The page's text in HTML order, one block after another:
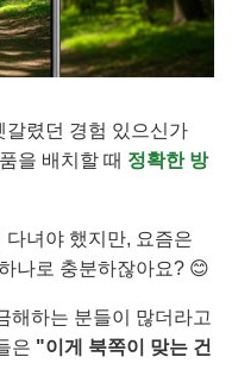
갈렸던 경험 있으신가
을 배치할 때 정확한 방
녀야 했지만, 요즘은
나로 충분하잖아요? 😊
해하는 분들이 많더라고
은 "이게 북쪽이 맞는 건